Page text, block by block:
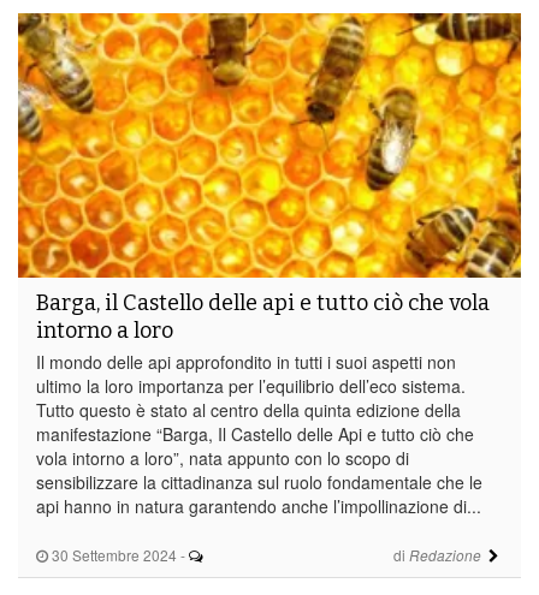
30 Settembre 2024 - di Redazione
Barga, il Castello delle api e tutto ciò che vola
intorno a loro
Il mondo delle api approfondito in tutti i suoi aspetti non
ultimo la loro importanza per l’equilibrio dell’eco sistema.
Tutto questo è stato al centro della quinta edizione della
manifestazione “Barga, Il Castello delle Api e tutto ciò che
vola intorno a loro”, nata appunto con lo scopo di
sensibilizzare la cittadinanza sul ruolo fondamentale che le
api hanno in natura garantendo anche l’impollinazione di...